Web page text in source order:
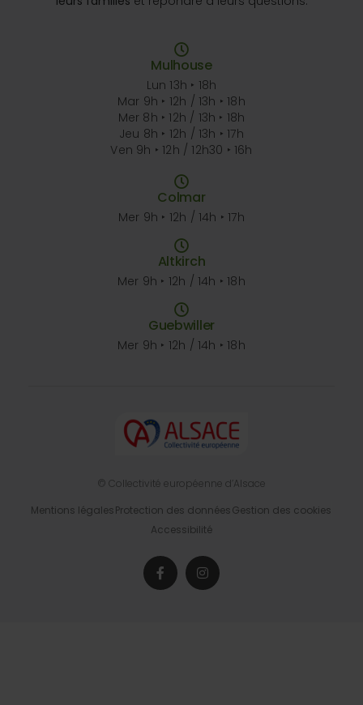
Mulhouse
Lun 13h ‣ 18h
Mar 9h ‣ 12h / 13h ‣ 18h
Mer 8h ‣ 12h / 13h ‣ 18h
Jeu 8h ‣ 12h / 13h ‣ 17h
Ven 9h ‣ 12h / 12h30 ‣ 16h
Colmar
Mer 9h ‣ 12h / 14h ‣ 17h
Altkirch
Mer 9h ‣ 12h / 14h ‣ 18h
Guebwiller
Mer 9h ‣ 12h / 14h ‣ 18h
© Collectivité européenne d’Alsace
Mentions légalesProtection des donnéesGestion des cookies
Accessibilité